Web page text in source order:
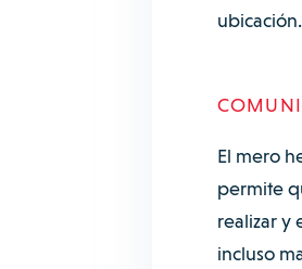
ubicación.
El mero
permite
realizar y
incluso